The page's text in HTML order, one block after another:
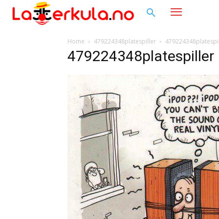
Home 479224348platespiller
479224348platespiller